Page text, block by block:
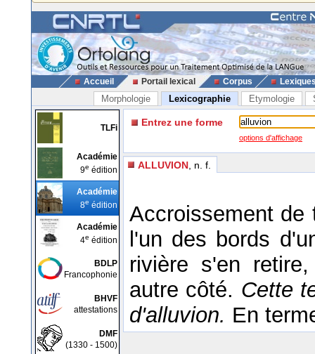
Accueil Portail lexical Corpus
Morphologie Lexicographie Etymologie
TLFi
Académie
9e édition
Académie
8e édition
Académie
4e édition
BDLP
Francophonie
BHVF
attestations
DMF
(1330 - 1500)
Entrez une forme
options d'affichage
ALLUVION , n. f.
Accroissement de
l'un des bords
rivière s'en
autre côté. Cette
d'alluvion. En